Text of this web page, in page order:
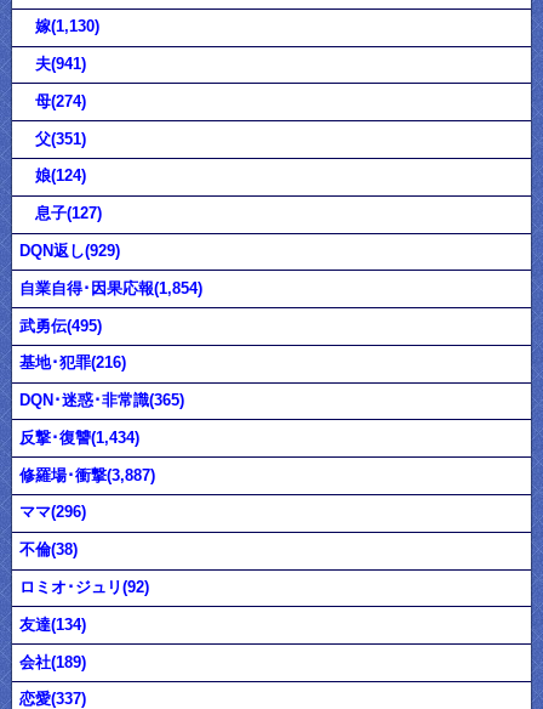
嫁(1,130)
夫(941)
母(274)
父(351)
娘(124)
息子(127)
DQN返し(929)
自業自得･因果応報(1,854)
武勇伝(495)
基地･犯罪(216)
DQN･迷惑･非常識(365)
反撃･復讐(1,434)
修羅場･衝撃(3,887)
ママ(296)
不倫(38)
ロミオ･ジュリ(92)
友達(134)
会社(189)
恋愛(337)